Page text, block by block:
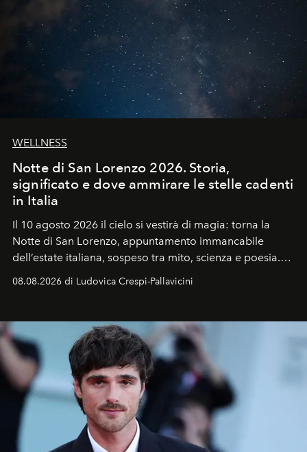
WELLNESS
Notte di San Lorenzo 2026. Storia,
significato e dove ammirare le stelle cadenti
in Italia
Il 10 agosto 2026 il cielo si vestirà di magia: torna la
Notte di San Lorenzo, appuntamento immancabile
dell’estate italiana, sospeso tra mito, scienza e poesia.
celeste per seguire il passaggio delle
all’universo i desideri più segreti
08.08.2026 di Ludovica Crespi-Pallavicini